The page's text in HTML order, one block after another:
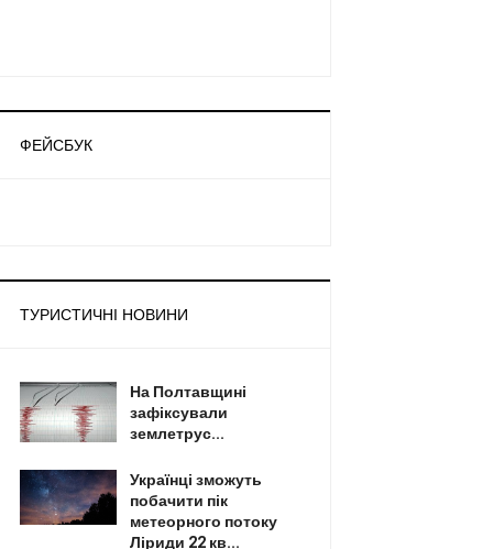
ФЕЙСБУК
ТУРИСТИЧНІ НОВИНИ
На Полтавщині
зафіксували
землетрус...
Українці зможуть
побачити пік
метеорного потоку
Ліриди 22 кв...